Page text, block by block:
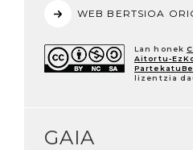
WEB BERTSIOA
Lan honek
Aitortu-
lizentzia
GAIA